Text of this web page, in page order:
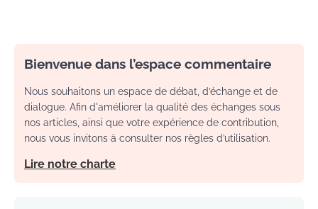
Bienvenue dans l’espace commentaire
Nous souhaitons un espace de débat, d’échange et de
dialogue. Afin d'améliorer la qualité des échanges sous
nos articles, ainsi que votre expérience de contribution,
nous vous invitons à consulter nos règles d’utilisation.
Lire notre charte